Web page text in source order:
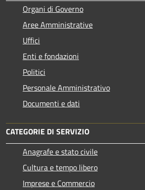
Organi di Governo
Aree Amministrative
Uffici
Enti e fondazioni
Politici
Personale Amministrativo
Documenti e dati
CATEGORIE DI SERVIZIO
Anagrafe e stato civile
Cultura e tempo libero
Imprese e Commercio